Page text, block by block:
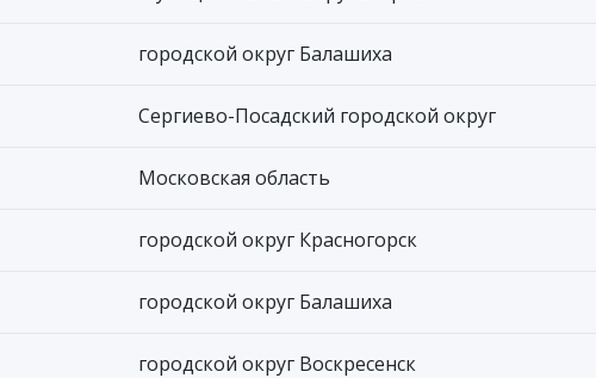
городской округ Балашиха
Сергиево-Посадский городской округ
Московская область
городской округ Красногорск
городской округ Балашиха
городской округ Воскресенск